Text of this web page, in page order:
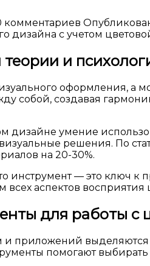
комментариев
и
оформления, а
собой, создавая
умение
решения. По
на 20-30%.
инструмент — это ключ к
аспектов восприятия
для работы с
приложений выделяются
помогают